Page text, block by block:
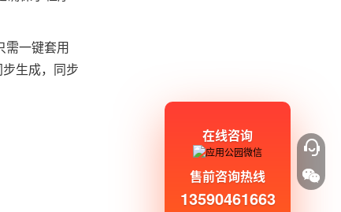
需一键套用
生成，同步
在线咨询
售前咨询热线
13590461663